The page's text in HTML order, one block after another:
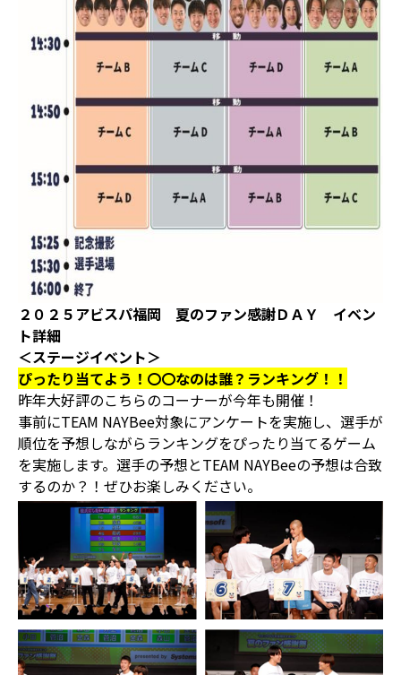
２０２５アビスパ福岡 夏のファン感謝ＤＡＹ イベン
ト詳細
＜ステージイベント＞
ぴったり当てよう！〇〇なのは誰？ランキング！！
昨年大好評のこちらのコーナーが今年も開催！
事前にTEAM NAYBee対象にアンケートを実施し、選手が
順位を予想しながらランキングをぴったり当てるゲーム
を実施します。選手の予想とTEAM NAYBeeの予想は合致
するのか？！ぜひお楽しみください。